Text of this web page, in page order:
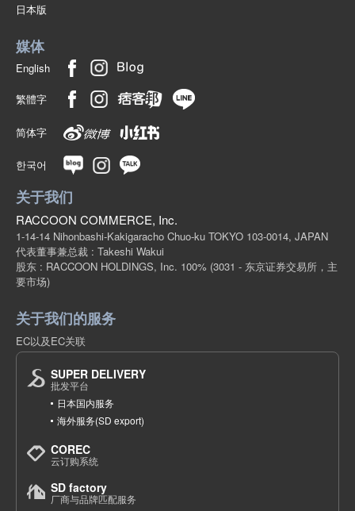
日本版
媒体
English
繁體字
简体字
한국어
关于我们
RACCOON COMMERCE, Inc.
1-14-14 Nihonbashi-Kakigaracho Chuo-ku TOKYO 103-0014, JAPAN
代表董事兼总裁 : Takeshi Wakui
股东 : RACCOON HOLDINGS, Inc. 100% (3031 - 东京证券交易所，主
要市场)
关于我们的服务
EC以及EC关联
SUPER DELIVERY
批发平台
日本国内服务
海外服务(SD export)
COREC
云订购系统
SD factory
厂商与品牌匹配服务